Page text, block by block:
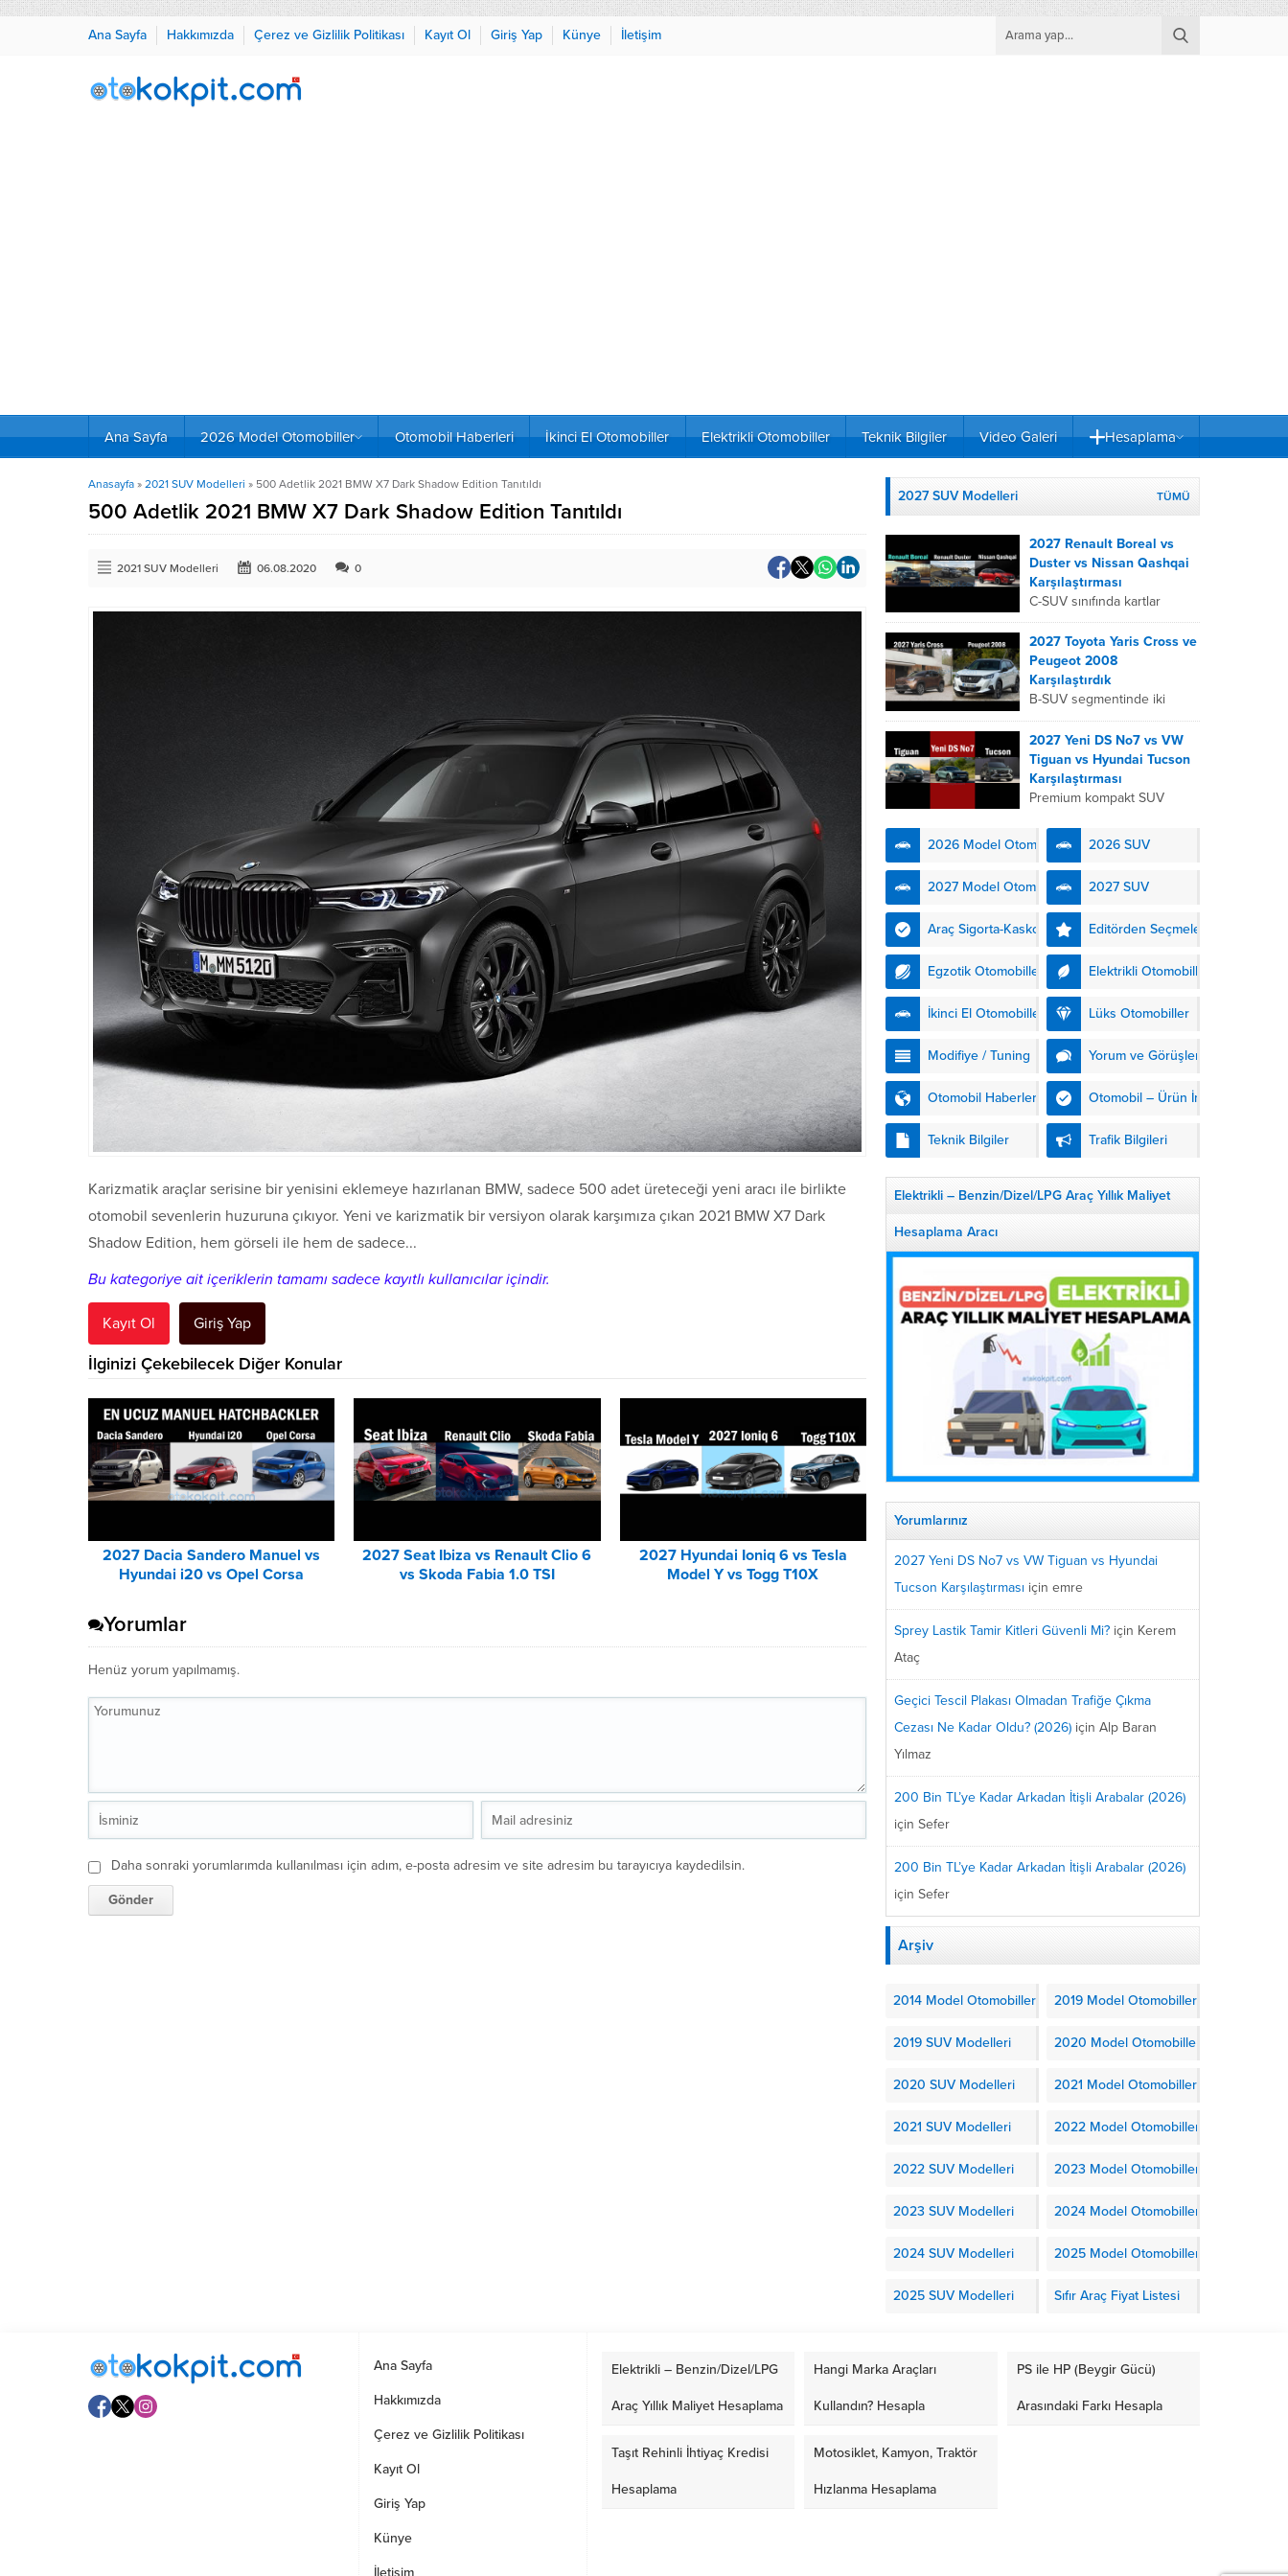
Ana Sayfa Hakkımızda Çerez ve Gizlilik Politikası Kayıt Ol Giriş Yap Künye İletişim
Ana Sayfa 2026 Model Otomobiller Otomobil Haberleri İkinci El Otomobiller Elektrikli Otomobiller Teknik Bilgiler Video Galeri Hesaplama
Anasayfa » 2021 SUV Modelleri » 500 Adetlik 2021 BMW X7 Dark Shadow Edition Tanıtıldı
500 Adetlik 2021 BMW X7 Dark Shadow Edition Tanıtıldı
2021 SUV Modelleri 06.08.2020 0
Karizmatik araçlar serisine bir yenisini eklemeye hazırlanan BMW, sadece 500 adet üreteceği yeni aracı ile birlikte
otomobil sevenlerin huzuruna çıkıyor. Yeni ve karizmatik bir versiyon olarak karşımıza çıkan 2021 BMW X7 Dark
Shadow Edition, hem görseli ile hem de sadece...
Bu kategoriye ait içeriklerin tamamı sadece kayıtlı kullanıcılar içindir.
Kayıt Ol Giriş Yap
İlginizi Çekebilecek Diğer Konular
2027 Dacia Sandero Manuel vs
Hyundai i20 vs Opel Corsa
2027 Seat Ibiza vs Renault Clio 6
vs Skoda Fabia 1.0 TSI
2027 Hyundai Ioniq 6 vs Tesla
Model Y vs Togg T10X
Yorumlar
Henüz yorum yapılmamış.
Daha sonraki yorumlarımda kullanılması için adım, e-posta adresim ve site adresim bu tarayıcıya kaydedilsin.
2027 SUV Modelleri TÜMÜ
2027 Renault Boreal vs
Duster vs Nissan Qashqai
Karşılaştırması
C-SUV sınıfında kartlar
yeniden dağıtıldı. 2027
Renault Boreal, Renault
Duster ve Nissan Qashqai;
her biri farklı bir sürüş
deneyimi, motor...
2027 Toyota Yaris Cross ve
Peugeot 2008
Karşılaştırdık
B-SUV segmentinde iki
önemli oyuncu olan 2027
Toyota Yaris
Cross ve Peugeot 2008,
farklı mühendislik
felsefeleriyle kullanıcıların
hibrit teknolojisindeki
uzmanlığını...
2027 Yeni DS No7 vs VW
Tiguan vs Hyundai Tucson
Karşılaştırması
Premium kompakt SUV
isteyen 2027 DS No7,
kendinden şarjlı hibrit
teknolojisiyle buluşturuyor.
DS Automobiles’in yeni...
2026 Model Otomobiller 2026 SUV
2027 Model Otomobiller 2027 SUV
Araç Sigorta-Kasko Editörden Seçmeler
Egzotik Otomobiller Elektrikli Otomobiller
İkinci El Otomobiller Lüks Otomobiller
Modifiye / Tuning Yorum ve Görüşler
Otomobil Haberleri Otomobil – Ürün İnceleme
Teknik Bilgiler Trafik Bilgileri
Elektrikli – Benzin/Dizel/LPG Araç Yıllık Maliyet
Hesaplama Aracı
Yorumlarınız
2027 Yeni DS No7 vs VW Tiguan vs Hyundai
Tucson Karşılaştırması için emre
Sprey Lastik Tamir Kitleri Güvenli Mi? için Kerem
Ataç
Geçici Tescil Plakası Olmadan Trafiğe Çıkma
Cezası Ne Kadar Oldu? (2026) için Alp Baran
Yılmaz
200 Bin TL’ye Kadar Arkadan İtişli Arabalar (2026)
için Sefer
200 Bin TL’ye Kadar Arkadan İtişli Arabalar (2026)
için Sefer
Arşiv
2014 Model Otomobiller 2019 Model Otomobiller
2019 SUV Modelleri 2020 Model Otomobiller
2020 SUV Modelleri 2021 Model Otomobiller
2021 SUV Modelleri 2022 Model Otomobiller
2022 SUV Modelleri 2023 Model Otomobiller
2023 SUV Modelleri 2024 Model Otomobiller
2024 SUV Modelleri 2025 Model Otomobiller
2025 SUV Modelleri Sıfır Araç Fiyat Listesi
Ana Sayfa
Hakkımızda
Çerez ve Gizlilik Politikası
Kayıt Ol
Giriş Yap
Künye
İletişim
Elektrikli – Benzin/Dizel/LPG
Araç Yıllık Maliyet Hesaplama
Hangi Marka Araçları
Kullandın? Hesapla
PS ile HP (Beygir Gücü)
Arasındaki Farkı Hesapla
Taşıt Rehinli İhtiyaç Kredisi
Hesaplama
Motosiklet, Kamyon, Traktör
Hızlanma Hesaplama